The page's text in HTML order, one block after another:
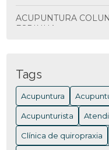
ACUPUNTURA COLUNA: ALÍVIO E SAÚDE PARA SUA
ESPINHA
ACUPUNTURA COLUNA: BENEFÍCIOS E COMO
FUNCIONA PARA
ACUPUNTURA EM NITERÓI: BENEFÍCIOS E ONDE
ENCONTRAR OS
Tags
Acupuntura
Acupunturista
Clínica de quiropraxia